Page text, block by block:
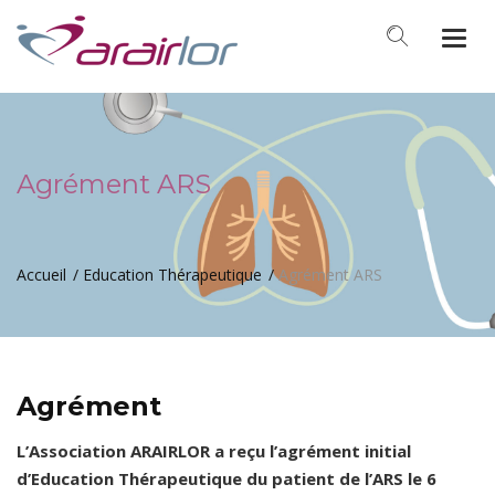
Agrément ARS
Accueil Education Thérapeutique Agrément ARS
Agrément
L’Association ARAIRLOR a reçu l’agrément initial
d’Education Thérapeutique du patient de l’ARS le 6